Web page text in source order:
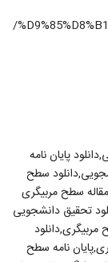
%D9%85%D8%B1%D8%A8%DB%8C%DA%AF%D8%B1%DB%8C/
پایان نامه
سطح
سطح مربیگری
تحقیق دانشجویی
نامه سطح